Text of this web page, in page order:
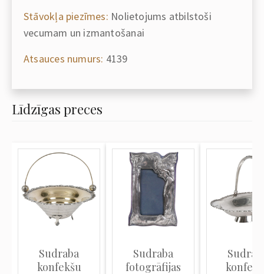
Stāvokļa piezīmes: Nolietojums atbilstoši
vecumam un izmantošanai
Atsauces numurs: 4139
Līdzīgas preces
Sudraba
konfekšu
Sudraba
fotogrāfijas